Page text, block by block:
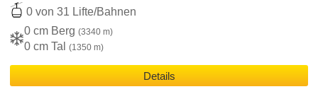
0 von 31 Lifte/Bahnen
0 cm Berg (3340 m)
0 cm Tal (1350 m)
Details